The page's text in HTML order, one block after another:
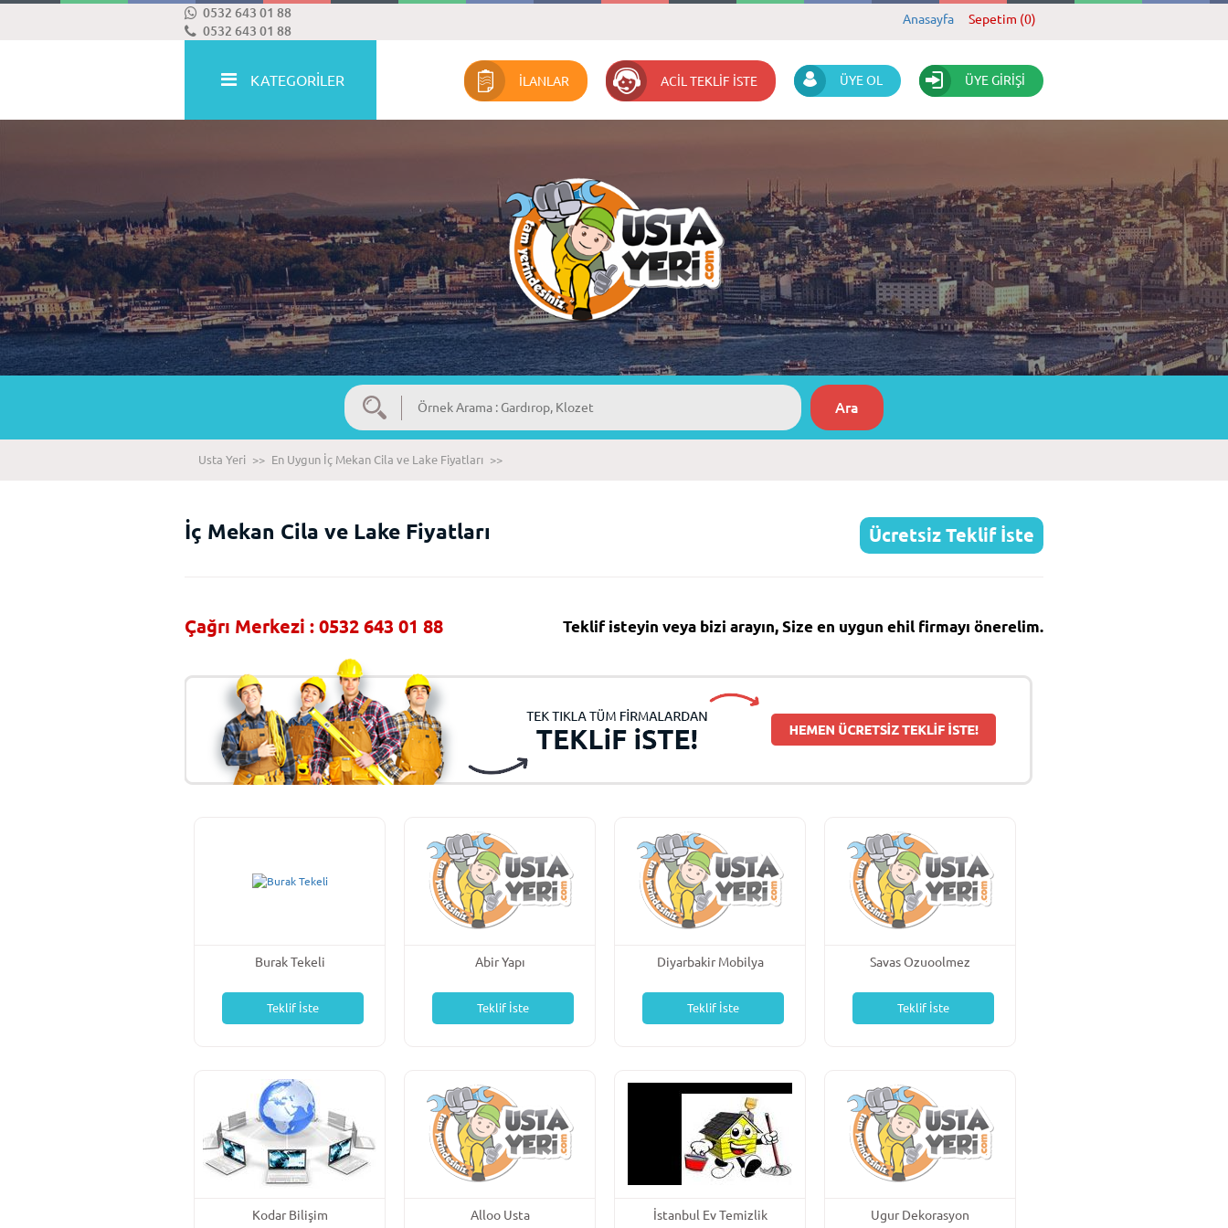
0532 643 01 88
0532 643 01 88
Anasayfa Sepetim (0)
KATEGORİLER İLANLAR ACİL TEKLİF İSTE ÜYE OL ÜYE GİRİŞİ
Usta Yeri >> En Uygun İç Mekan Cila ve Lake Fiyatları >>
İç Mekan Cila ve Lake Fiyatları Ücretsiz Teklif İste
Çağrı Merkezi : 0532 643 01 88 Teklif isteyin veya bizi arayın, Size en uygun ehil firmayı önerelim.
Burak Tekeli
Teklif İste
Abir Yapı
Teklif İste
Diyarbakir Mobilya
Teklif İste
Savas Ozuoolmez
Teklif İste
Kodar Bilişim Alloo Usta İstanbul Ev Temizlik Ugur Dekorasyon